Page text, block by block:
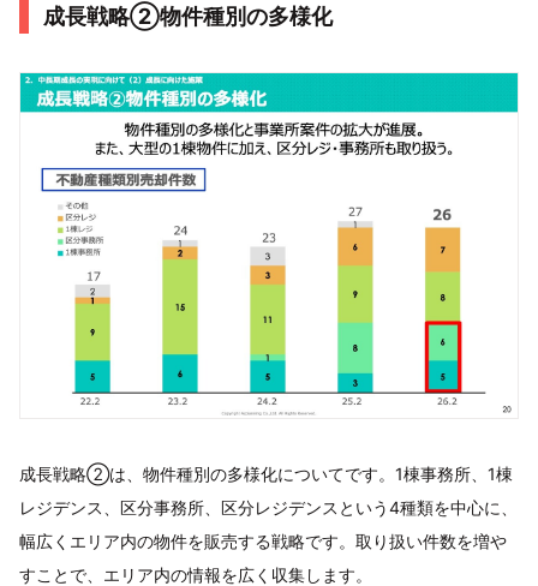
成長戦略②物件種別の多様化
成長戦略②は、物件種別の多様化についてです。1棟事務所、1棟
レジデンス、区分事務所、区分レジデンスという4種類を中心に、
幅広くエリア内の物件を販売する戦略です。取り扱い件数を増や
すことで、エリア内の情報を広く収集します。